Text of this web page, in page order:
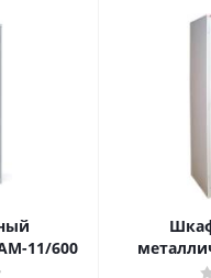
11/600